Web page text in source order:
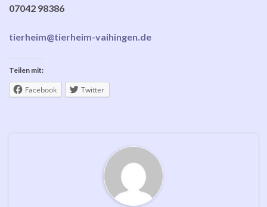
07042 98386
tierheim@tierheim-vaihingen.de
Teilen mit:
Facebook Twitter